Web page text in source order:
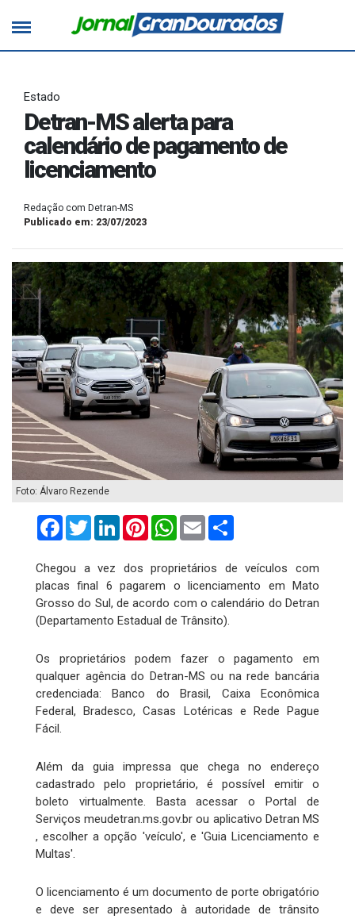
Estado
Detran-MS alerta para
calendário de pagamento de
licenciamento
Redação com Detran-MS
Publicado em: 23/07/2023
Foto: Álvaro Rezende
FacebookTwitterLinkedInPinterestWhatsApp
Email
Chegou a vez dos proprietários de veículos com
placas final 6 pagarem o licenciamento em Mato
Grosso do Sul, de acordo com o calendário do Detran
(Departamento Estadual de Trânsito).
Os proprietários podem fazer o pagamento em
qualquer agência do Detran-MS ou na rede bancária
credenciada: Banco do Brasil, Caixa Econômica
Federal, Bradesco, Casas Lotéricas e Rede Pague
Fácil.
Além da guia impressa que chega no endereço
cadastrado pelo proprietário, é possível emitir o
boleto virtualmente. Basta acessar o Portal de
Serviços meudetran.ms.gov.br ou aplicativo Detran MS
, escolher a opção 'veículo', e 'Guia Licenciamento e
Multas'.
O licenciamento é um documento de porte obrigatório
e deve ser apresentado à autoridade de trânsito